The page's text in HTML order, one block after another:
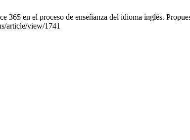
en el proceso de enseñanza del idioma inglés.
article/view/1741